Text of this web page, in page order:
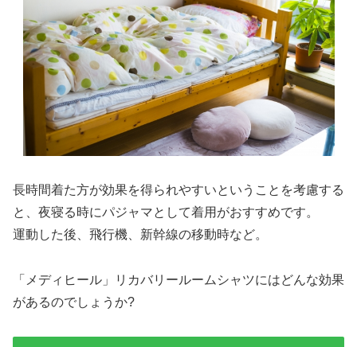
長時間着た方が効果を得られやすいということを考慮する
と、夜寝る時にパジャマとして着用がおすすめです。
運動した後、飛行機、新幹線の移動時など。
「メディヒール」リカバリールームシャツにはどんな効果
があるのでしょうか?